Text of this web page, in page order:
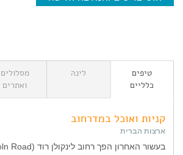
טיפים
כלליים
לינה
מסלולים
ואתרים
קניות ואוכל במדרחוב
ארצות הברית